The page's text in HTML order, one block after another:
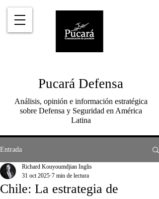
Pucará Defensa
Análisis, opinión e información estratégica
sobre Defensa y Seguridad en América
Latina
Entrada
Chile: La estrategia de
Richard Kouyoumdjian Inglis
31 oct 2025 7 min de lectura